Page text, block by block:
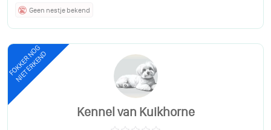
Geen nestje bekend
FOKKER NOG
NIET ERKEND
Kennel van Kuikhorne